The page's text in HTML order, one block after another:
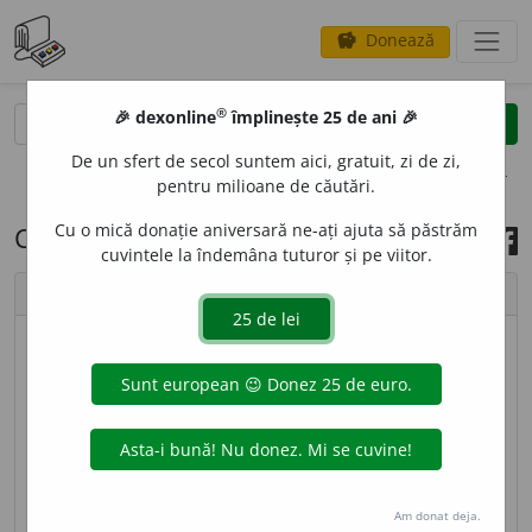
savings Donează
opțiuni
Cuvântul zilei, 24 martie 2022
© imagine Ștefania
camerata sf[At:DN3/Pl: ~te/E: it camerata] Grup
de intelectuali melomani.
🎉 dexonline® împlinește 25 de ani 🎉
De un sfert de secol suntem aici, gratuit, zi de zi,
pentru milioane de căutări.
Cu o mică donație aniversară ne-ați ajuta să păstrăm
cuvintele la îndemâna tuturor și pe viitor.
Am donat deja.